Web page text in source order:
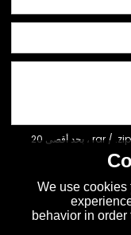
يدعم فقط .rar / .zip / .jpg / .png / .gif / .doc / .xls / .pdf ، بحد أقصى 20
We use cookies
behavior in